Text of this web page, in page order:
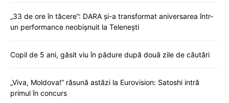
„33 de ore în tăcere”: DARA și-a transformat aniversarea într-
un performance neobișnuit la Telenești
Copil de 5 ani, găsit viu în pădure după două zile de căutări
„Viva, Moldova!” răsună astăzi la Eurovision: Satoshi intră
primul în concurs